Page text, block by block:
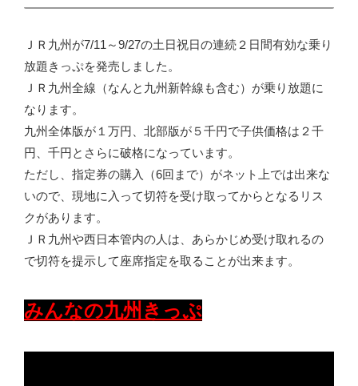
ＪＲ九州が7/11～9/27の土日祝日の連続２日間有効な乗り
放題きっぷを発売しました。
ＪＲ九州全線（なんと九州新幹線も含む）が乗り放題に
なります。
九州全体版が１万円、北部版が５千円で子供価格は２千
円、千円とさらに破格になっています。
ただし、指定券の購入（6回まで）がネット上では出来な
いので、現地に入って切符を受け取ってからとなるリス
クがあります。
ＪＲ九州や西日本管内の人は、あらかじめ受け取れるの
で切符を提示して座席指定を取ることが出来ます。
みんなの九州きっぷ